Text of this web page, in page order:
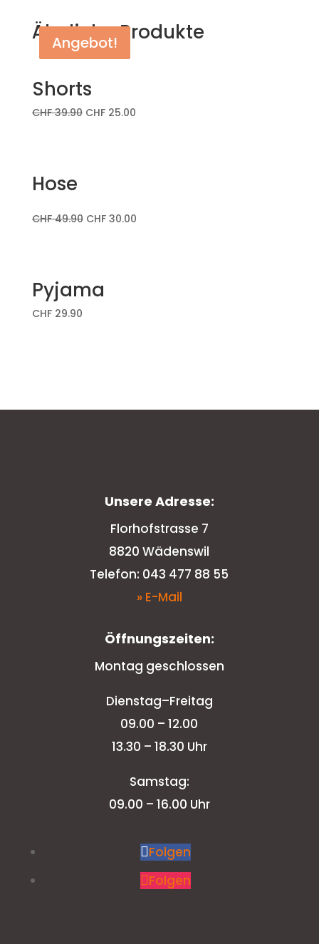
Ähnliche Produkte
Angebot!
Shorts
CHF39.90 CHF25.00
Angebot!
Hose
CHF49.90 CHF30.00
Pyjama
CHF29.90
Unsere Adresse:
Florhofstrasse 7
8820 Wädenswil
Telefon: 043 477 88 55
» E-Mail
Öffnungszeiten:
Montag geschlossen
Dienstag–Freitag
09.00 – 12.00
13.30 – 18.30 Uhr
Samstag:
09.00 – 16.00 Uhr
Folgen
Folgen